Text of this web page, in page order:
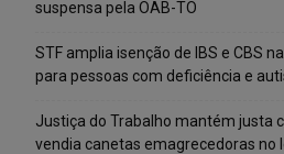
suspensa pela OAB-TO
STF amplia isenção de IBS e CBS
para pessoas com deficiência e
Justiça do Trabalho mantém justa
vendia canetas emagrecedoras no